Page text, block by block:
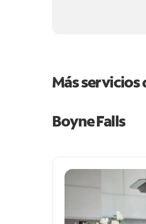
Más servicios
Boyne Falls